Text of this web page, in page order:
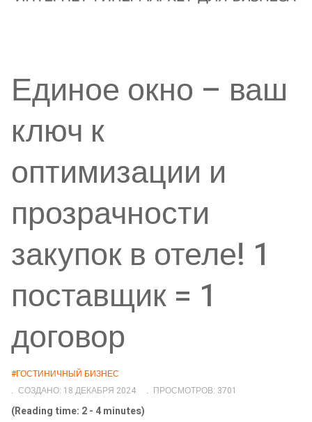
Единое окно – ваш
ключ к
оптимизации и
прозрачности
закупок в отеле! 1
поставщик = 1
договор
#ГОСТИНИЧНЫЙ БИЗНЕС
СОЗДАНО: 18 ДЕКАБРЯ 2024
ПРОСМОТРОВ: 3701
(Reading time: 2 - 4 minutes)